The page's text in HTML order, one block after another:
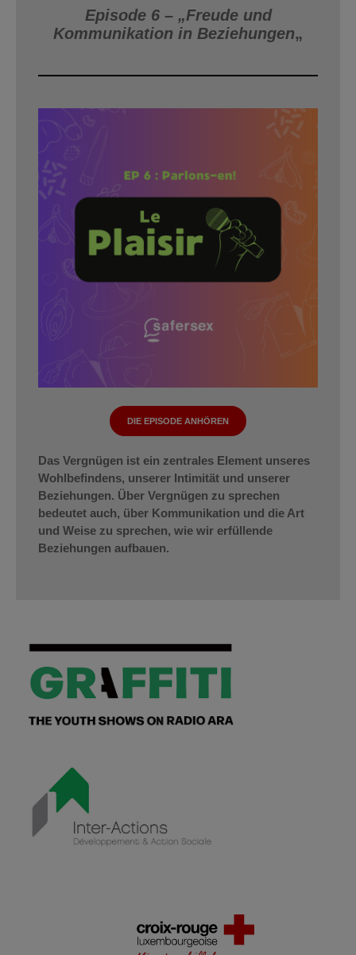
Episode 6 – „Freude und
Kommunikation in Beziehungen„
DIE EPISODE ANHÖREN
Das Vergnügen ist ein zentrales Element unseres
Wohlbefindens, unserer Intimität und unserer
Beziehungen. Über Vergnügen zu sprechen
bedeutet auch, über Kommunikation und die Art
und Weise zu sprechen, wie wir erfüllende
Beziehungen aufbauen.